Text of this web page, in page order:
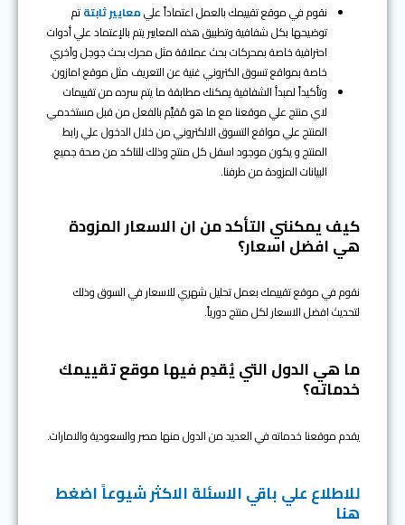
نقوم في موقع تقييمك بالعمل اعتماداً عليمعايير ثابتةتم
توضيحها بكل شفافية وتطبيق هذه المعايير يتم بالإعتماد علي أدوات
احترافية خاصة بمحركات بحث عملاقة مثل محرك بحث جوجل وآخري
خاصة بمواقع تسوق الكتروني غنية عن التعريف مثل موقع امازون.
وتأكيداً لمبدأ الشفافية يمكنك مطابقة ما يتم سرده من تقييمات
لاي منتج علي موقعنا مع ما هو مُقيَّم بالفعل من قبل مستخدمي
المنتج علي مواقع التسوق الالكتروني من خلال الدخول علي رابط
المنتج و يكون موجود اسفل كل منتج وذلك للتاكد من صحة جميع
البيانات المزودة من طرفنا.
كيف يمكنني التأكد من ان الاسعار المزودة
هي افضل اسعار؟
نقوم في موقع تقييمك بعمل تحليل شهري للاسعار في السوق وذلك
لتحديث افضل الاسعار لكل منتج دورياً.
ما هي الدول التي يُقدِم فيها موقع تقييمك
خدماته؟
يقدم موقعنا خدماته في العديد من الدول منها مصر والسعودية والامارات.
للاطلاع علي باقي الاسئلة الاكثر شيوعاً اضغط
هنا